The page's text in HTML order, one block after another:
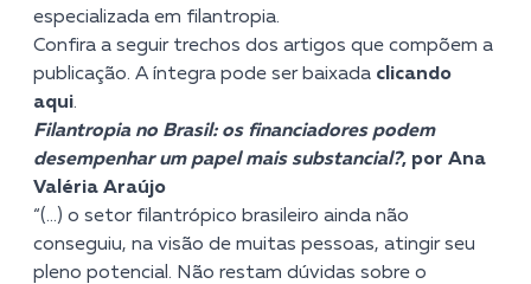
especializada em filantropia.
Confira a seguir trechos dos artigos que compõem a
publicação. A íntegra pode ser baixada clicando
aqui.
Filantropia no Brasil: os financiadores podem
desempenhar um papel mais substancial?, por Ana
Valéria Araújo
“(…) o setor filantrópico brasileiro ainda não
conseguiu, na visão de muitas pessoas, atingir seu
pleno potencial. Não restam dúvidas sobre o